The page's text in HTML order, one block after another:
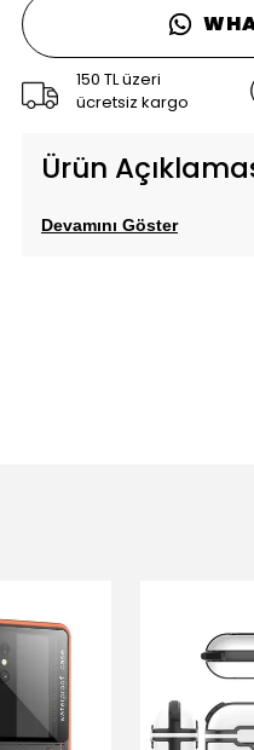
150 TL üzeri
ücretsiz kargo
Ürün
Devamını Göster